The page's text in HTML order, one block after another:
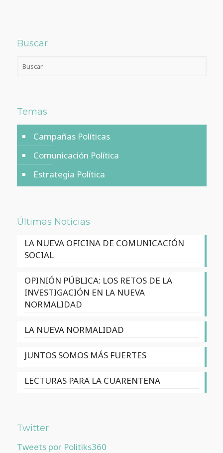
Buscar
Temas
Campañas Políticas
Comunicación Política
Estrategia Política
Últimas Noticias
LA NUEVA OFICINA DE COMUNICACIÓN
SOCIAL
OPINIÓN PÚBLICA: LOS RETOS DE LA
INVESTIGACIÓN EN LA NUEVA
NORMALIDAD
LA NUEVA NORMALIDAD
JUNTOS SOMOS MÁS FUERTES
LECTURAS PARA LA CUARENTENA
Twitter
Tweets por Politiks360